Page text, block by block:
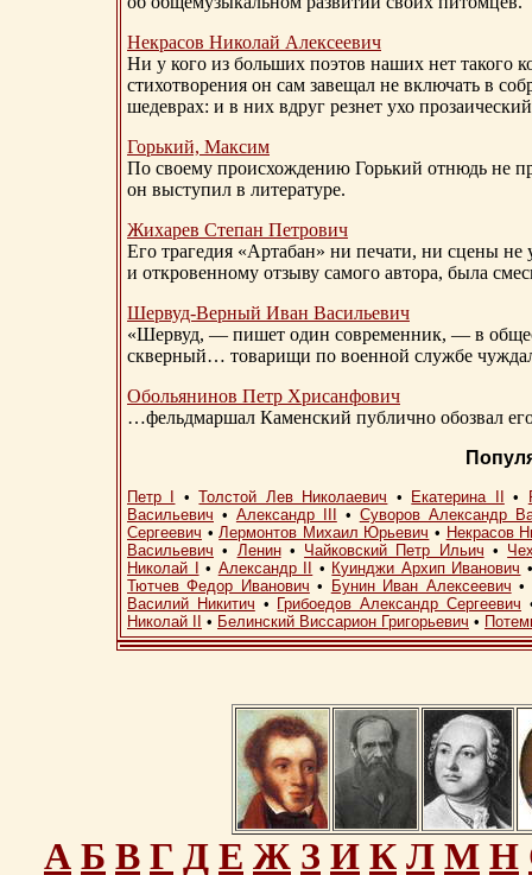
Некрасов Николай Алексеевич
Ни у кого из больших поэтов наших нет такого
стихотворения он сам завещал не включать в
шедеврах: и в них вдруг резнет ухо
Горький, Максим
По своему происхождению Горький отнюдь не
он выступил в литературе.
Жихарев Степан Петрович
Его трагедия «Артабан» ни печати, ни сцены
и откровенному отзыву самого автора, была
Шервуд-Верный Иван Васильевич
«Шервуд, — пишет один современник, — в
скверный… товарищи по военной службе
Обольянинов Петр Хрисанфович
…фельдмаршал Каменский публично обозвал
Петр I •Толстой Лев Николаевич • Екатерина II •
Васильевич • Александр III • Суворов Александр
Сергеевич •Лермонтов Михаил Юрьевич • Некрасов
Васильевич • Ленин• Чайковский Петр Ильич •
Николай I
• Александр II • Куинджи Архип Иванович
Тютчев Федор Иванович • Бунин Иван Алексеевич •
Василий Никитич • Грибоедов Александр Сергеевич
Николай II
• Белинский Виссарион Григорьевич •
А Б В Г Д Е Ж З И К Л М Н